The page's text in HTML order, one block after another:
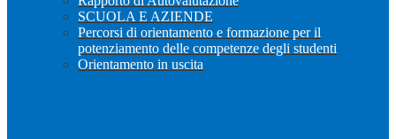
SCUOLA E AZIENDE
Percorsi di orientamento e formazione per il
potenziamento delle competenze degli studenti
Orientamento in uscita